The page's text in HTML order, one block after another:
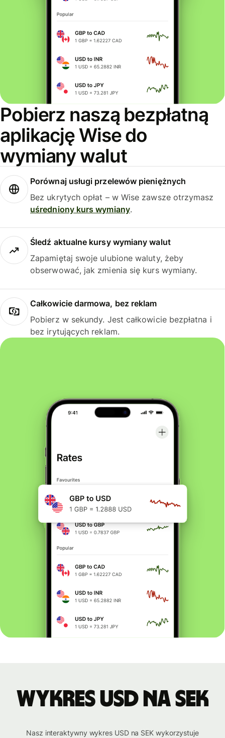
Pobierz naszą bezpłatną
aplikację Wise do
wymiany walut
Porównaj usługi przelewów pieniężnych
Bez ukrytych opłat – w Wise zawsze otrzymasz
uśredniony kurs wymiany.
Śledź aktualne kursy wymiany walut
Zapamiętaj swoje ulubione waluty, żeby
obserwować, jak zmienia się kurs wymiany.
Całkowicie darmowa, bez reklam
Pobierz w sekundy. Jest całkowicie bezpłatna i
bez irytujących reklam.
Wykres USD na SEK
Nasz interaktywny wykres USD na SEK wykorzystuje